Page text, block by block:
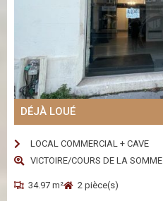
DÉJÀ LOUÉ
LOCAL COMMERCIAL + CAVE
VICTOIRE/COURS DE LA SOMME
34.97 m² 2 pièce(s)